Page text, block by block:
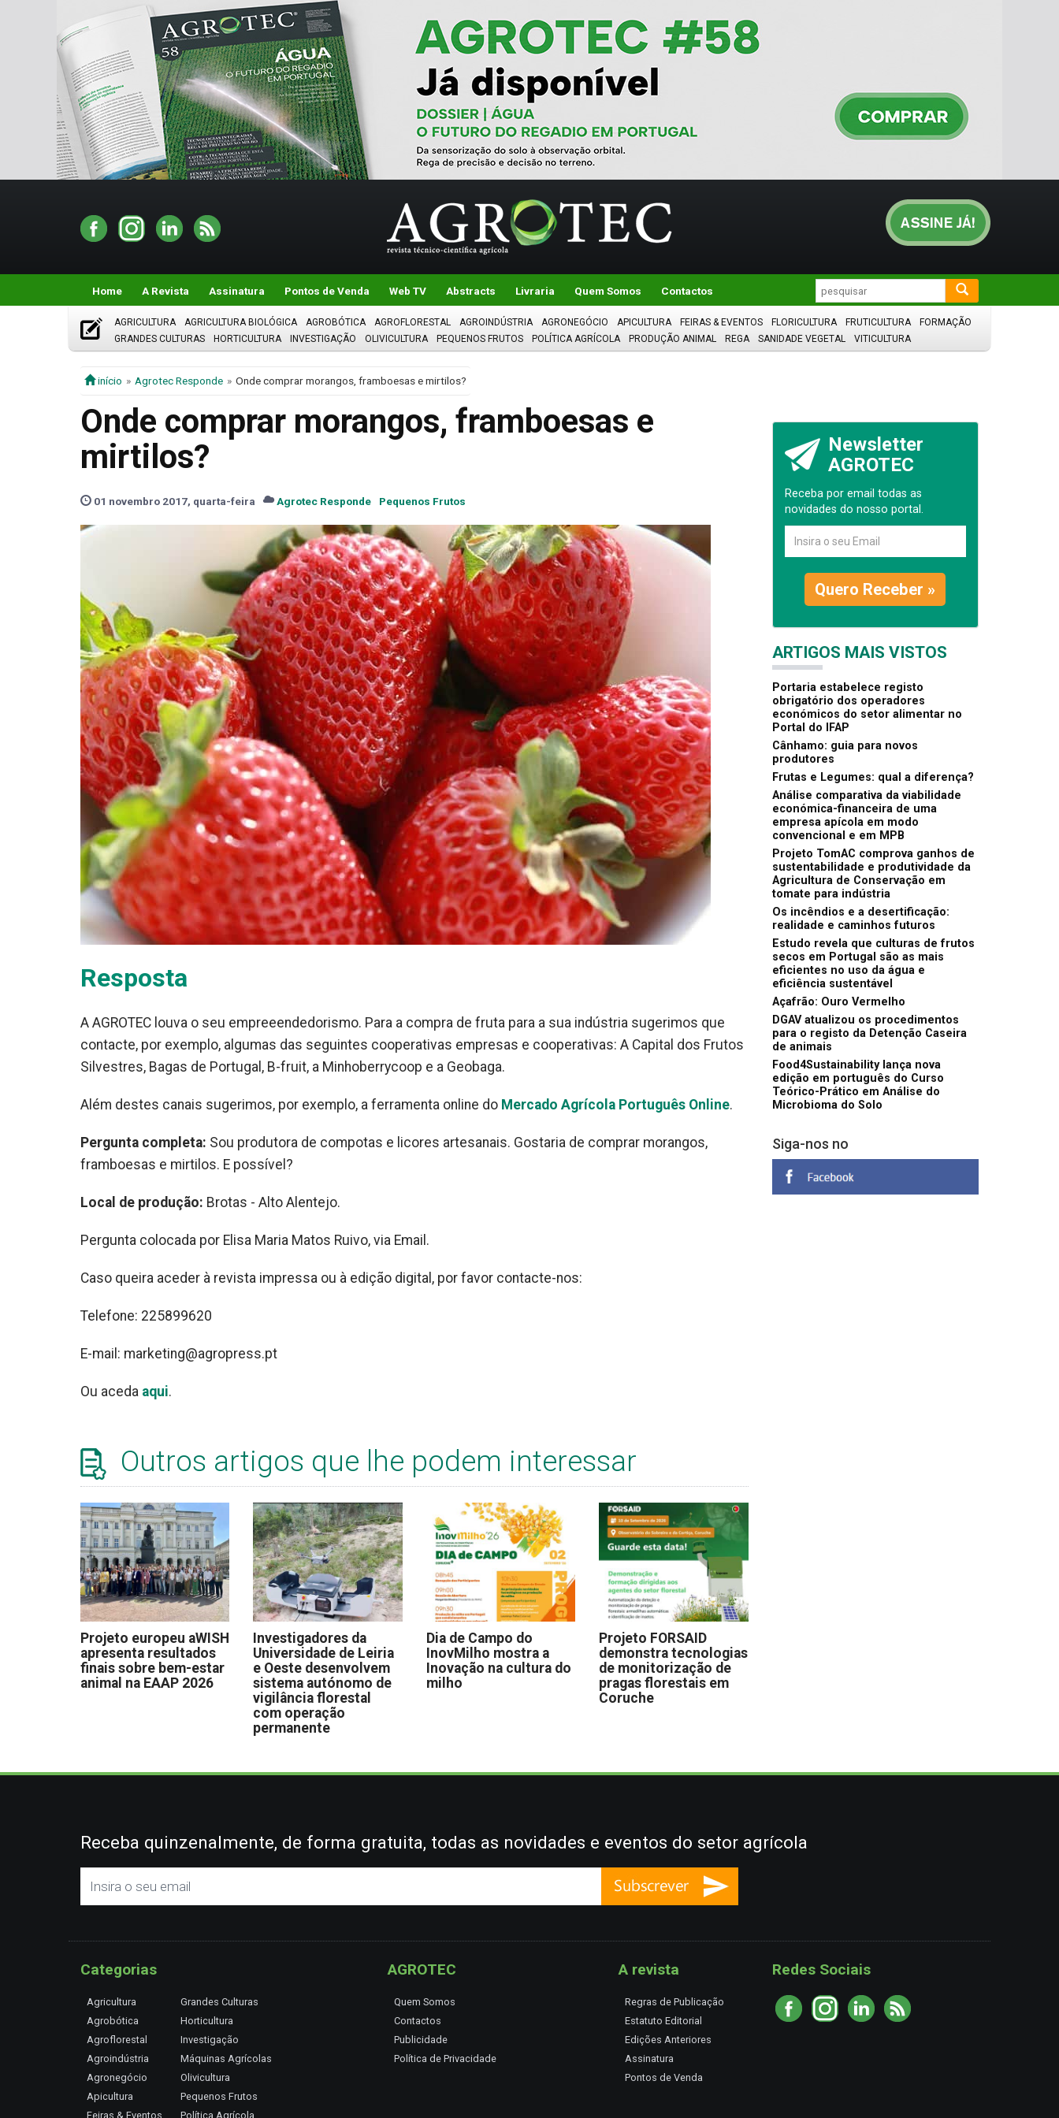
Home A Revista Assinatura Pontos de Venda Web TV Abstracts Livraria Quem Somos Contactos
AGRICULTURA AGRICULTURA BIOLÓGICA AGROBÓTICA AGROFLORESTAL AGROINDÚSTRIA AGRONEGÓCIO APICULTURA FEIRAS & EVENTOS FLORICULTURA FRUTICULTURA
FORMAÇÃO
GRANDES CULTURAS
HORTICULTURA INVESTIGAÇÃO OLIVICULTURA PEQUENOS FRUTOS POLÍTICA AGRÍCOLA PRODUÇÃO ANIMAL REGA SANIDADE VEGETAL VITICULTURA
início Agrotec Responde Onde comprar morangos, framboesas e mirtilos?
Onde comprar morangos, framboesas e
mirtilos?
01 novembro 2017, quarta-feira Agrotec Responde Pequenos Frutos
Resposta
A AGROTEC louva o seu empreeendedorismo. Para a compra de fruta para a sua indústria sugerimos que
contacte, por exemplo, algumas das seguintes cooperativas empresas e cooperativas: A Capital dos Frutos
Silvestres, Bagas de Portugal, B-fruit, a Minhoberrycoop e a Geobaga.
Além destes canais sugerimos, por exemplo, a ferramenta online do Mercado Agrícola Português Online.
Pergunta completa: Sou produtora de compotas e licores artesanais. Gostaria de comprar morangos,
framboesas e mirtilos. E possível?
Local de produção: Brotas - Alto Alentejo.
Pergunta colocada por Elisa Maria Matos Ruivo, via Email.
Caso queira aceder à revista impressa ou à edição digital, por favor contacte-nos:
Telefone: 225899620
E-mail: marketing@agropress.pt
Ou aceda aqui.
Outros artigos que lhe podem interessar
Projeto europeu aWISH
apresenta resultados
finais sobre bem-estar
animal na EAAP 2026
Investigadores da
Universidade de Leiria
e Oeste desenvolvem
sistema autónomo de
vigilância florestal
com operação
permanente
Dia de Campo do
InovMilho mostra a
Inovação na cultura do
milho
Projeto FORSAID
demonstra tecnologias
de monitorização de
pragas florestais em
Coruche
Newsletter
AGROTEC
Receba por email todas as
novidades do nosso portal.
Quero Receber »
ARTIGOS MAIS VISTOS
Portaria estabelece registo
obrigatório dos operadores
económicos do setor alimentar no
Portal do IFAP
Cânhamo: guia para novos
produtores
Frutas e Legumes: qual a diferença?
Análise comparativa da viabilidade
económica-financeira de uma
empresa apícola em modo
convencional e em MPB
Projeto TomAC comprova ganhos de
sustentabilidade e produtividade da
Agricultura de Conservação em
tomate para indústria
Os incêndios e a desertificação:
realidade e caminhos futuros
Estudo revela que culturas de frutos
secos em Portugal são as mais
eficientes no uso da água e
eficiência sustentável
Açafrão: Ouro Vermelho
DGAV atualizou os procedimentos
para o registo da Detenção Caseira
de animais
Food4Sustainability lança nova
edição em português do Curso
Teórico-Prático em Análise do
Microbioma do Solo
Siga-nos no
Receba quinzenalmente, de forma gratuita, todas as novidades e eventos do setor agrícola
Categorias
Agricultura
Agrobótica
Agroflorestal
Agroindústria
Agronegócio
Apicultura
Feiras & Eventos
Grandes Culturas
Horticultura
Investigação
Máquinas Agrícolas
Olivicultura
Pequenos Frutos
Política Agrícola
AGROTEC
Quem Somos
Contactos
Publicidade
Política de Privacidade
A revista
Regras de Publicação
Estatuto Editorial
Edições Anteriores
Assinatura
Pontos de Venda
Redes Sociais